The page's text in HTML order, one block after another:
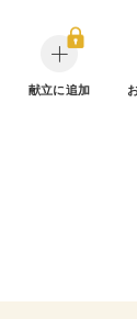
献立に追加